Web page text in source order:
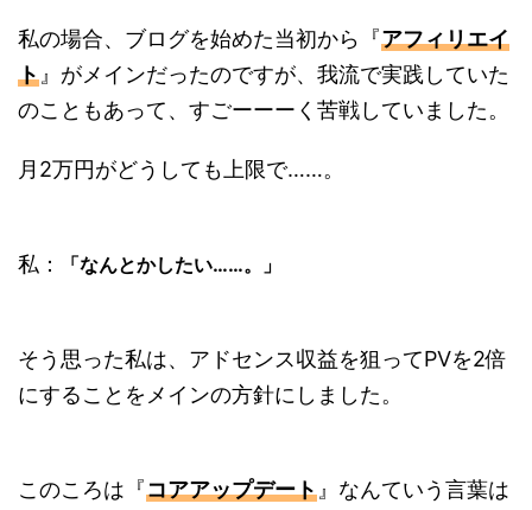
私の場合、ブログを始めた当初から『アフィリエイ
ト 』がメインだったのですが、我流で実践していた
のこともあって、すごーーーく苦戦していました。
月2万円がどうしても上限で……。
私： 「なんとかしたい……。」
そう思った私は、アドセンス収益を狙ってPVを2倍
にすることをメインの方針にしました。
このころは『コアアップデート 』なんていう言葉は